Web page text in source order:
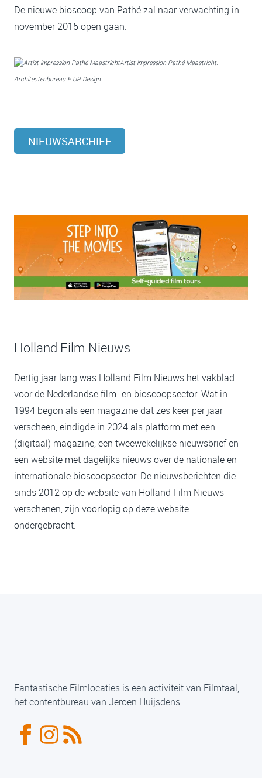
De nieuwe bioscoop van Pathé zal naar verwachting in
november 2015 open gaan.
Artist impression Pathé Maastricht.
Architectenbureau E UP Design.
NIEUWSARCHIEF
Holland Film Nieuws
Dertig jaar lang was Holland Film Nieuws het vakblad
voor de Nederlandse film- en bioscoopsector. Wat in
1994 begon als een magazine dat zes keer per jaar
verscheen, eindigde in 2024 als platform met een
(digitaal) magazine, een tweewekelijkse nieuwsbrief en
een website met dagelijks nieuws over de nationale en
internationale bioscoopsector. De nieuwsberichten die
sinds 2012 op de website van Holland Film Nieuws
verschenen, zijn voorlopig op deze website
ondergebracht.
Fantastische Filmlocaties is een activiteit van Filmtaal,
het contentbureau van Jeroen Huijsdens.